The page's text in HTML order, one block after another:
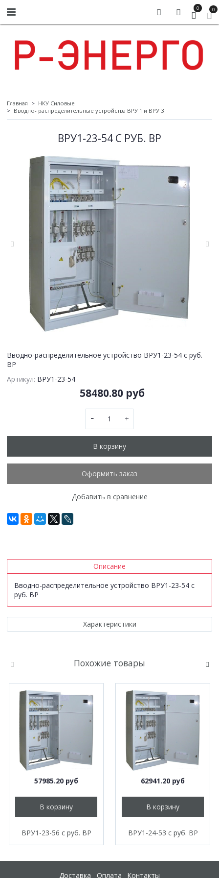
0 0
Главная
НКУ Силовые
Вводно- распределительные устройства ВРУ 1 и ВРУ 3
ВРУ1-23-54 С РУБ. ВР
Вводно-распределительное устройство ВРУ1-23-54 с руб.
ВР
Артикул: ВРУ1-23-54
58480.80 руб
В корзину
Оформить заказ
Добавить в сравнение
Описание
Вводно-распределительное устройство ВРУ1-23-54 с
руб. ВР
Характеристики
Похожие товары
57985.20 руб
В корзину
ВРУ1-23-56 с руб. ВР
62941.20 руб
В корзину
ВРУ1-24-53 с руб. ВР
Доставка Оплата Контакты